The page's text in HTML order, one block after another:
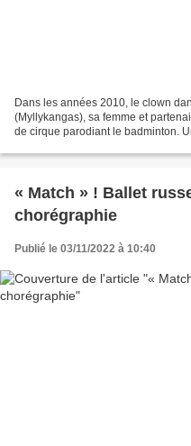
Dans les années 2010, le clown
(Myllykangas), sa femme et
de cirque parodiant le badminton.
« Match » ! Ballet
chorégraphie
Publié le 03/11/2022 à 10:40